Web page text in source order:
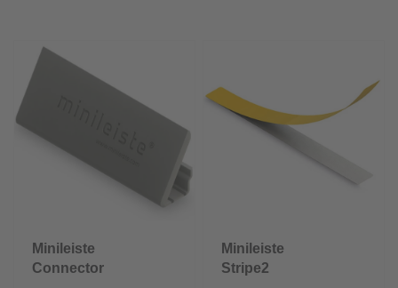
Minileiste
Connector
Minileiste
Stripe2